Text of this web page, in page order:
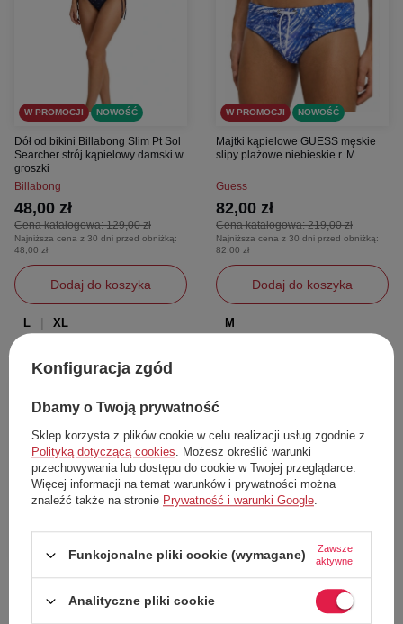
W PROMOCJI NOWOŚĆ
Dół od bikini Billabong Slim Pt Sol
Searcher strój kąpielowy damski w
groszki
Billabong
Cena katalogowa:129,00 zł
48,00 zł
Najniższa cena z 30 dni przed obniżką:
48,00 zł
Dodaj do koszyka
L XL
W PROMOCJI NOWOŚĆ
Majtki kąpielowe GUESS męskie
slipy plażowe niebieskie r. M
Guess
Cena katalogowa:219,00 zł
82,00 zł
Najniższa cena z 30 dni przed obniżką:
82,00 zł
Dodaj do koszyka
M
57%
Góra od stroju Calvin Klein
usztywniany r. XS
Calvin Klein
NOWOŚĆ
Strój kąpielowy damski Tommy
Hilfiger jednoczęściowy z
Tommy Hilfiger
Konfiguracja zgód
Dbamy o Twoją prywatność
Sklep korzysta z plików cookie w celu realizacji usług zgodnie z
Polityką dotyczącą cookies. Możesz określić warunki
przechowywania lub dostępu do cookie w Twojej przeglądarce.
Więcej informacji na temat warunków i prywatności można
znaleźć także na stronie Prywatność i warunki Google.
Funkcjonalne pliki cookie (wymagane)
Zawsze
aktywne
Analityczne pliki cookie